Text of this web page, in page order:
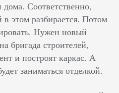
Соответственно,
этом разбирается. Потом
Нужен новый
бригада строителей,
и построят каркас. А
заниматься отделкой.